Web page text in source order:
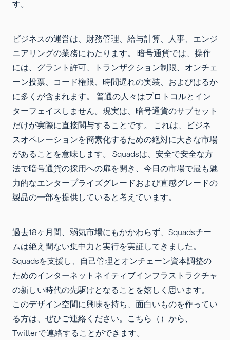
す。
ビジネスの運営は、財務管理、給与計算、人事、エンジ
ニアリングの業務にわたります。 暗号通貨では、操作
には、グラント許可、トランザクション制限、オンチェ
ーン投票、コード権限、時間遅れの実装、およびはるか
に多くが含まれます。 普通の人々はプロトコルとイン
ターフェイスしません。現実は、暗号通貨のサブセット
だけが実際に直接関与することです。 これは、ビジネ
スオペレーションを簡素化するための絶対に大きな市場
があることを意味します。 Squadsは、安全で安全な方
法で暗号通貨の採用への扉を開き、今日の市場で最も魅
力的なエンタープライズグレードおよび直感グレードの
製品の一部を提供していると考えています。
過去18ヶ月間、弱気市場にもかかわらず、Squadsチー
ムは絶え間ない集中力と実行を実証してきました。
Squadsを支援し、自己管理とオンチェーン資本調整の
ためのインターネットネイティブインフラストラクチャ
の新しい時代の先駆けとなることを嬉しく思います。
このデザイン空間に興味を持ち、面白いものを作ってい
る方は、ぜひご連絡ください。こちら（）から、
Twitterで連絡することができます。